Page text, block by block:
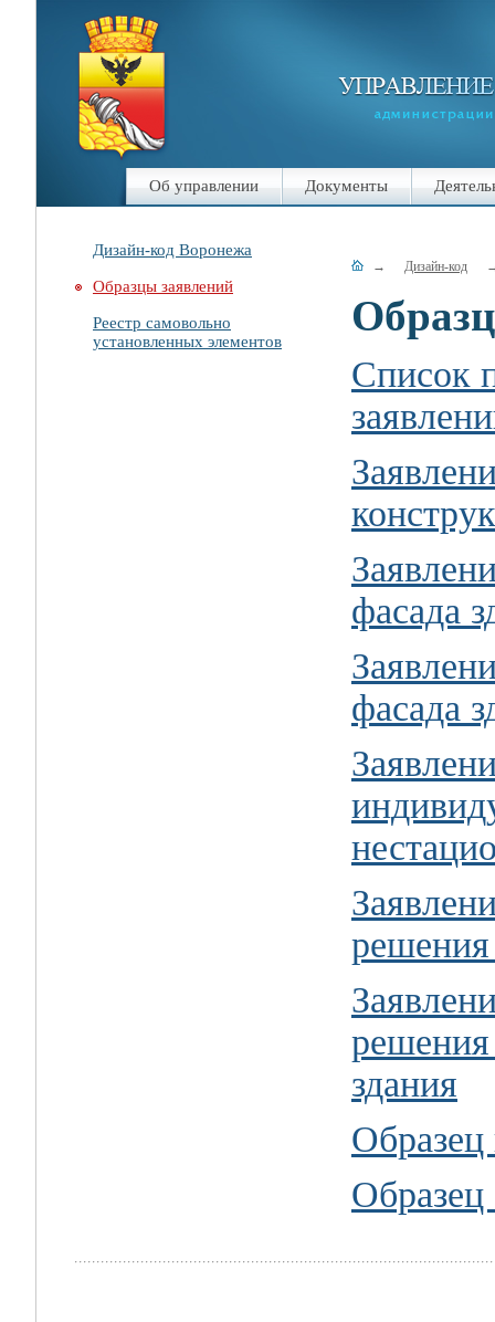
Об управлении Документы
Дизайн-код Воронежа
Образцы заявлений
Реестр самовольно
установленных элементов
→ Дизайн-код
Список
фасада
фасада
решения
решения
здания
Образец
Образец